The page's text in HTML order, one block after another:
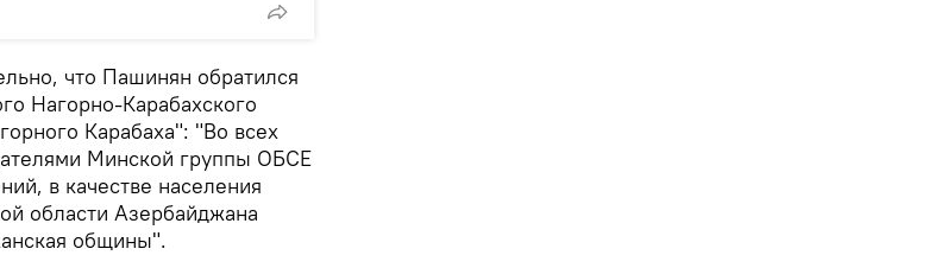
что Пашинян обратился
Нагорно-Карабахского
Карабаха": "Во всех
Минской группы ОБСЕ
в качестве населения
области Азербайджана
общины".